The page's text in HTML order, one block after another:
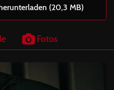
(20,3 MB)
Fotos